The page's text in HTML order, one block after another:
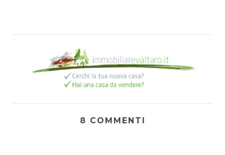
8 COMMENTI